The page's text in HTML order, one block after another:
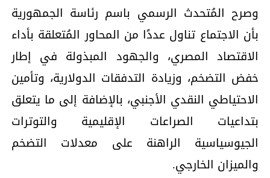
وصرح المُتحدث الرسمي باسم رئاسة الجمهورية
بأن الاجتماع تناول عددًا من المحاور المُتعلقة بأداء
الاقتصاد المصري، والجهود المبذولة في إطار
خفض التضخم، وزيادة التدفقات الدولارية، وتأمين
الاحتياطي النقدي الأجنبي، بالإضافة إلى ما يتعلق
بتداعيات الصراعات الإقليمية والتوترات
الجيوسياسية الراهنة على معدلات التضخم
والميزان الخارجي.